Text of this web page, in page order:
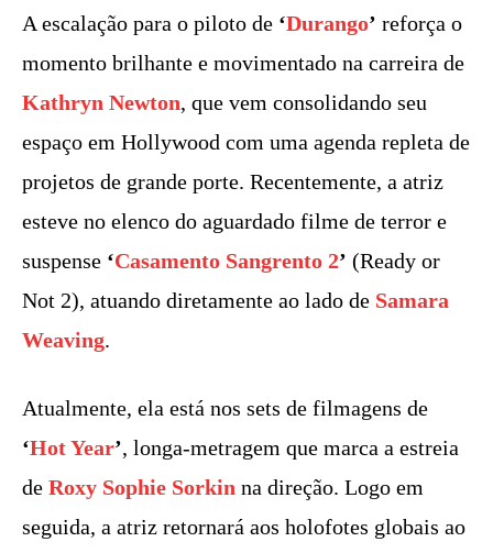
A escalação para o piloto de ‘Durango’ reforça o
momento brilhante e movimentado na carreira de
Kathryn Newton, que vem consolidando seu
espaço em Hollywood com uma agenda repleta de
projetos de grande porte. Recentemente, a atriz
esteve no elenco do aguardado filme de terror e
suspense ‘Casamento Sangrento 2’ (Ready or
Not 2), atuando diretamente ao lado de Samara
Weaving.
Atualmente, ela está nos sets de filmagens de
‘Hot Year’, longa-metragem que marca a estreia
de Roxy Sophie Sorkin na direção. Logo em
seguida, a atriz retornará aos holofotes globais ao